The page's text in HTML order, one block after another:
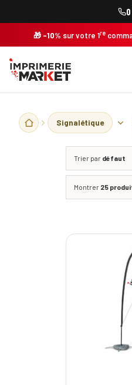
🎁 -10% sur votre 1re
Signalétique
Trier par défaut
Montrer 25